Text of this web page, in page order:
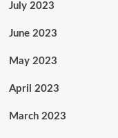
July 2023
June 2023
May 2023
April 2023
March 2023